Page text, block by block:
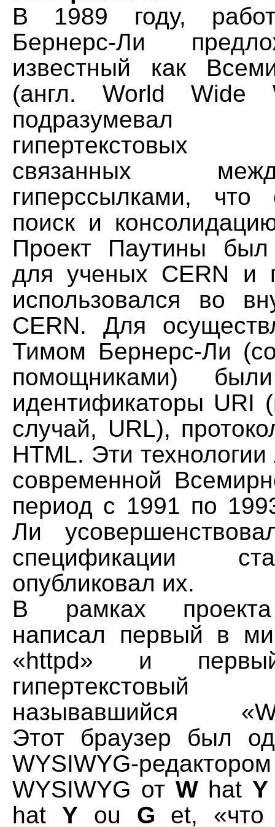
В 1989 году,
Бернерс-Ли
известный как
(англ. World Wide
подразумевал
гипертекстовых
связанных
гиперссылками, что
поиск и
Проект Паутины был
для ученых CERN и
использовался во
CERN. Для
Тимом Бернерс-Ли
помощниками)
идентификаторы URI
случай, URL),
HTML. Эти
современной
период с 1991 по
Ли
спецификации
опубликовал их.
В рамках
написал первый в
«httpd» и
гипертекстовый
называвшийся
Этот браузер был
WYSIWYG-
WYSIWYG от What Y
hat You G et,